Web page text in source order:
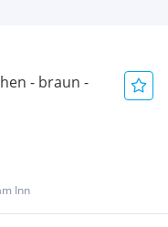
- braun -
Inn